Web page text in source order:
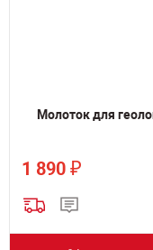
Молоток для
1 890 ₽